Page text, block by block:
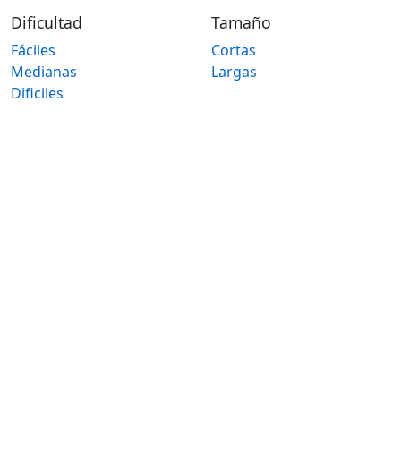
Dificultad
Fáciles
Medianas
Dificiles
Tamaño
Cortas
Largas